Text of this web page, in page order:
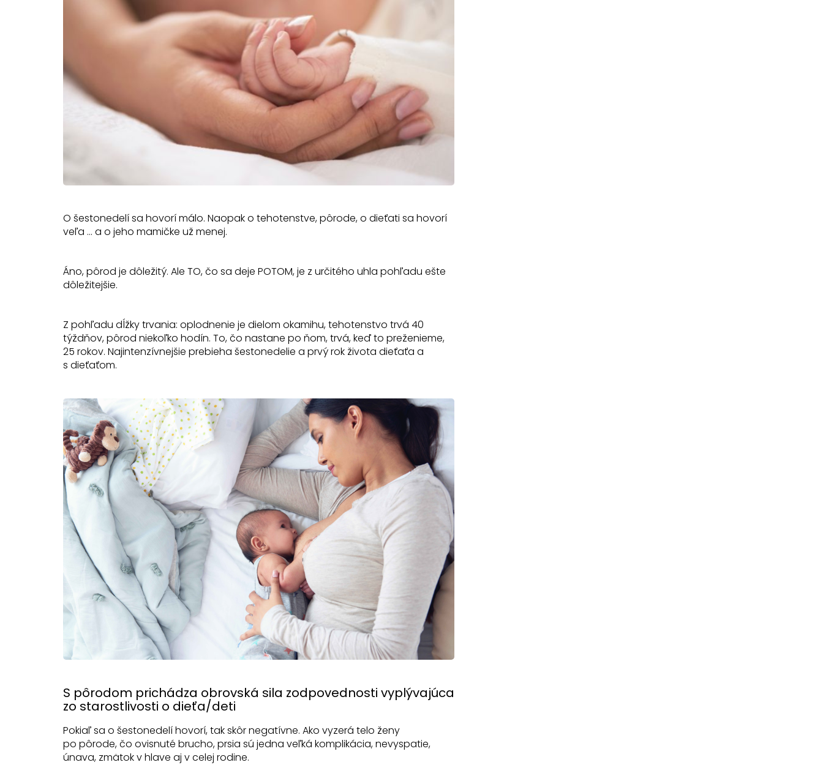
O šestonedelí sa hovorí málo. Naopak o tehotenstve, pôrode, o dieťati sa hovorí
veľa ... a o jeho mamičke už menej.
Áno, pôrod je dôležitý. Ale TO, čo sa deje POTOM, je z určitého uhla pohľadu ešte
dôležitejšie.
Z pohľadu dĺžky trvania: oplodnenie je dielom okamihu, tehotenstvo trvá 40
týždňov, pôrod niekoľko hodín. To, čo nastane po ňom, trvá, keď to preženieme,
25 rokov. Najintenzívnejšie prebieha šestonedelie a prvý rok života dieťaťa a
s dieťaťom.
S pôrodom prichádza obrovská sila zodpovednosti vyplývajúca
zo starostlivosti o dieťa/deti
Pokiaľ sa o šestonedelí hovorí, tak skôr negatívne. Ako vyzerá telo ženy
po pôrode, čo ovisnuté brucho, prsia sú jedna veľká komplikácia, nevyspatie,
únava, zmätok v hlave aj v celej rodine.